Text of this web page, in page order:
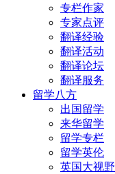
专栏作家
专家点评
翻译经验
翻译活动
翻译论坛
翻译服务
留学八方
出国留学
来华留学
留学专栏
留学英伦
英国大视野